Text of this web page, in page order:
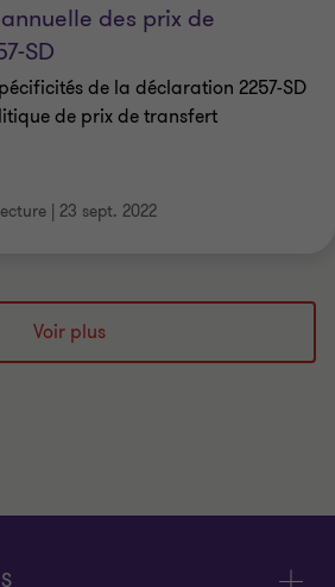
des prix de
SD
de la déclaration 2257-SD
de prix de transfert
| 23 sept. 2022
Voir plus